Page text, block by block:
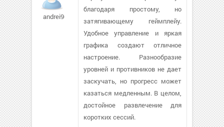
andrei90us
благодаря простому, но
затягивающему геймплейу.
Удобное управление и яркая
графика создают отличное
настроение. Разнообразие
уровней и противников не дает
заскучать, но прогресс может
казаться медленным. В целом,
достойное развлечение для
коротких сессий.